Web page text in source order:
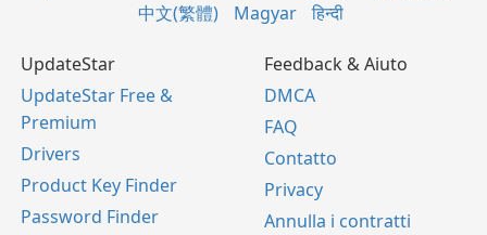
中文(繁體)
Magyar हिन्दी
UpdateStar
UpdateStar Free &
Premium
Drivers
Product Key Finder
Password Finder
Feedback & Aiuto
DMCA
FAQ
Contatto
Privacy
Annulla i contratti